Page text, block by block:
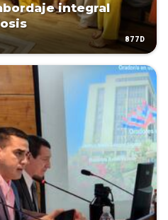
integral
877D